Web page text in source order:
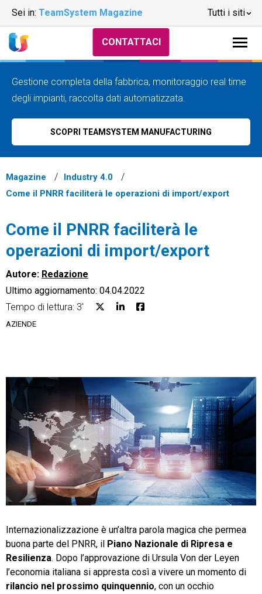
Sei in: TeamSystem Magazine Tutti i siti
Email Marketing
Fatturazione
Financial Solutions
HR
Trust Services
TeamSystem Store
CONTATTACI
Gestione completa della fabbrica, monitoraggio real time
degli impianti, raccolta dati automatizzata.
SCOPRI TEAMSYSTEM MANUFACTURING
Magazine
Industry 4.0
Come il PNRR faciliterà le operazioni di import/export
Come il PNRR faciliterà le
operazioni di import/export
Autore: Redazione
Ultimo aggiornamento: 04.04.2022
Tempo di lettura: 3'
AZIENDE
Internazionalizzazione è un’altra parola magica che permea
buona parte del PNRR, il Piano Nazionale di Ripresa e
Resilienza. Dopo l’approvazione di Ursula Von der Leyen
l’economia italiana si appresta così a vivere un momento di
rilancio nel prossimo quinquennio, con un occhio